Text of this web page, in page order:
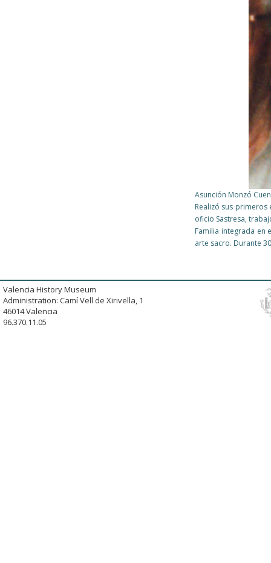
Asunción Monzó
Realizó sus primeros
oficio Sastresa,
Familia integrada
arte sacro. Durante
Valencia History Museum
Administration: Camí Vell de Xirivella, 1
46014 Valencia
96.370.11.05